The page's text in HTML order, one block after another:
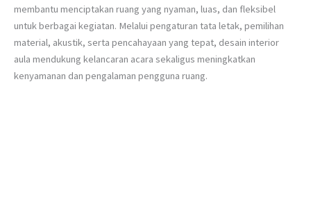
membantu menciptakan ruang yang nyaman, luas, dan fleksibel
untuk berbagai kegiatan. Melalui pengaturan tata letak, pemilihan
material, akustik, serta pencahayaan yang tepat, desain interior
aula mendukung kelancaran acara sekaligus meningkatkan
kenyamanan dan pengalaman pengguna ruang.